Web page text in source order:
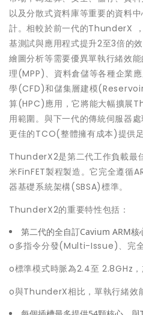
以及分散式資料庫等重要的資料
計。相較於前一代的ThunderX
基測試與應用程式提升2至3倍的
繪圖分析等需要優異單執行緒效
理(MPP)、資料倉儲等各種企業
學(CFD)和儲集層建模
算(HPC)應用，它將能大幅擴展
用範圍。與下一代的傳統伺服器
更佳的TCO(整體擁有成本)提供足
ThunderX2是第二代工作負載最
米FinFET製程製造。它完全遵循
器基礎系統架構(SBSA)標準。
ThunderX2的重要特性包括：
第二代的全自訂Cavium ARM核
o多指令分發(Multi-Issue)、完
o標準模式時脈為2.4至 2.8GHz
o與ThunderX相比，單執行緒效